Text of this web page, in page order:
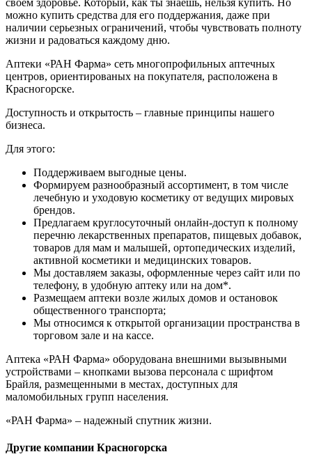
можно купить средства для его поддержания, даже при
наличии серьезных ограничений, чтобы чувствовать полноту
жизни и радоваться каждому дню.
Аптеки «РАН Фарма» сеть многопрофильных аптечных
центров, ориентированых на покупателя, расположена в
Красногорске.
Доступность и открытость – главные принципы нашего
бизнеса.
Для этого:
Поддерживаем выгодные цены.
Формируем разнообразный ассортимент, в том числе
лечебную и уходовую косметику от ведущих мировых
брендов.
Предлагаем круглосуточный онлайн-доступ к полному
перечню лекарственных препаратов, пищевых добавок,
товаров для мам и малышей, ортопедических изделий,
активной косметики и медицинских товаров.
Мы доставляем заказы, оформленные через сайт или по
телефону, в удобную аптеку или на дом*.
Размещаем аптеки возле жилых домов и остановок
общественного транспорта;
Мы относимся к открытой организации пространства в
торговом зале и на кассе.
Аптека «РАН Фарма» оборудована внешними вызывными
устройствами – кнопками вызова персонала с шрифтом
Брайля, размещенными в местах, доступных для
маломобильных групп населения.
«РАН Фарма» – надежный спутник жизни.
Другие компании Красногорска